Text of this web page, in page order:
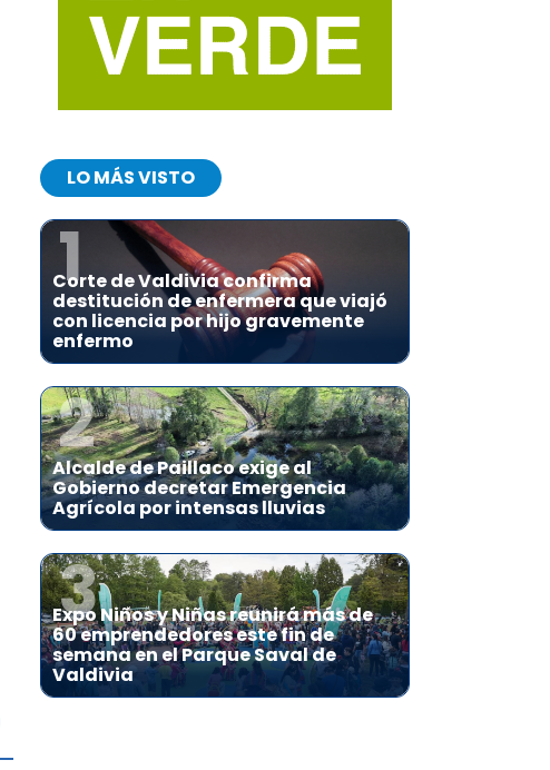
LO MÁS VISTO
1
Corte de Valdivia confirma
destitución de enfermera que viajó
con licencia por hijo gravemente
enfermo
2
Alcalde de Paillaco exige al
Gobierno decretar Emergencia
Agrícola por intensas lluvias
3
Expo Niños y Niñas reunirá más de
60 emprendedores este fin de
semana en el Parque Saval de
Valdivia